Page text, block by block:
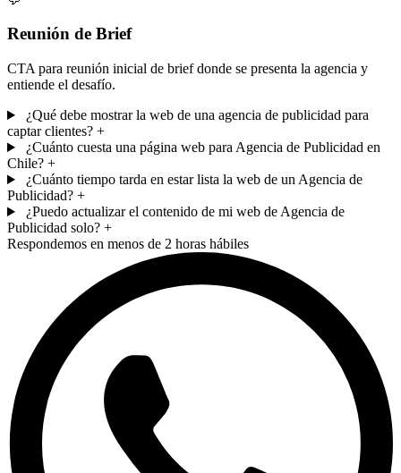
Reunión de Brief
CTA para reunión inicial de brief donde se presenta la agencia y
entiende el desafío.
¿Qué debe mostrar la web de una agencia de publicidad para
captar clientes? +
¿Cuánto cuesta una página web para Agencia de Publicidad en
Chile? +
¿Cuánto tiempo tarda en estar lista la web de un Agencia de
Publicidad? +
¿Puedo actualizar el contenido de mi web de Agencia de
Publicidad solo? +
Respondemos en menos de 2 horas hábiles